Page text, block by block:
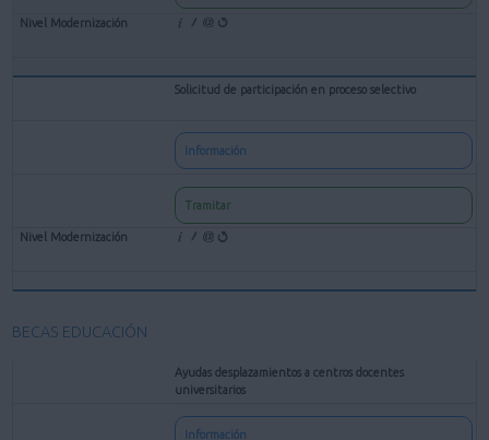
Solicitud de participación en proceso selectivo
Información
Tramitar
BECAS EDUCACIÓN
Ayudas desplazamientos a centros docentes
universitarios
Información